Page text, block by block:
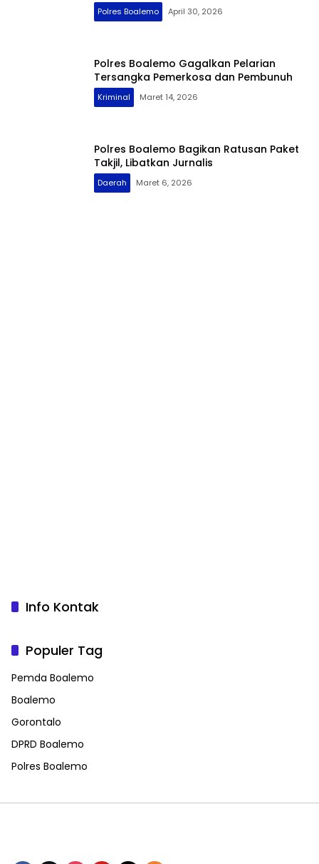
Polres Boalemo April 30, 2026
Polres Boalemo Gagalkan Pelarian
Tersangka Pemerkosa dan Pembunuh
Kriminal Maret 14, 2026
Polres Boalemo Bagikan Ratusan Paket
Takjil, Libatkan Jurnalis
Daerah Maret 6, 2026
Info Kontak
Populer Tag
Pemda Boalemo
Boalemo
Gorontalo
DPRD Boalemo
Polres Boalemo